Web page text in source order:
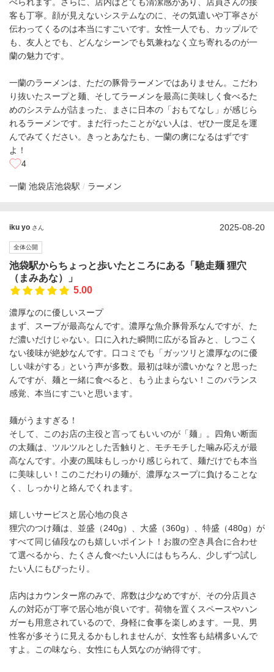
客も丁寧。顔が見えないシステムなのに、その気遣いや丁寧さが
伝わってくるのは本当にすごいです。女性一人でも、カップルで
も、友人とでも、どんなシーンでも気兼ねなく立ち寄れるのが一
蘭の魅力です。
一蘭のラーメンは、ただの豚骨ラーメンではありません。こだわ
り抜いたスープと麺、そしてラーメンを最高に美味しく食べるた
めのシステムが詰まった、まさに日本の「おもてなし」が感じら
れるラーメンです。まだ行ったことがない人は、ぜひ一度足を運
んでみてください。きっとあなたも、一蘭の虜になるはずです
よ！
4
一蘭 池袋店池袋駅 ラーメン
iku yo さん 2025-08-20
全体公開
池袋駅からちょっと歩いたところにある「馳走麺 狸穴
（まみあな）」
5.00
濃厚なのに優しいスープ
まず、スープが最高なんです。濃厚な魚介豚骨系なんですが、た
だ濃いだけじゃない。口に入れた瞬間に広がる旨みと、しつこく
ない後味が絶妙なんです。口コミでも「ガッツリと濃厚なのに優
しい味がする」という声が多数。最初は味が濃いかな？と思った
んですが、麺と一緒に食べると、もう止まらない！このバランス
感覚、本当にすごいと思います。
麺がうますぎる！
そして、このお店の主役と言ってもいいのが「麺」。四角い断面
の太麺は、ツルツルとした舌触りと、モチモチした噛み応えが最
高なんです。小麦の風味もしっかり感じられて、麺だけでも本当
に美味しい！このこだわりの麺が、濃厚なスープに負けることな
く、しっかりと絡んでくれます。
嬉しいサービスと居心地の良さ
狸穴のつけ麺は、並盛（240g）、大盛（360g）、特盛（480g）が
すべて同じ値段なのも嬉しいポイント！お腹の空き具合に合わせ
て選べるから、たくさん食べたい人にはもちろん、少しずつ試し
たい人にもぴったり。
店内はカウンター席のみで、席数は少なめですが、その分店員さ
んの対応が丁寧で居心地が良いです。荷物を置くスペースやハン
ガーも用意されているので、身軽に食事を楽しめます。一見、男
性客が多そうに見えるかもしれませんが、女性客も結構多いんで
すよ。この味なら、女性にも人気なのが納得です。